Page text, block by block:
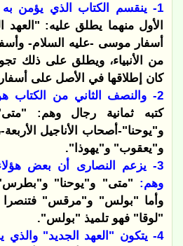
1- ينقسم الكتاب الذي يؤمن به النصارى إلى قسمين:
الأول منهما يطلق عليه: "العهد
أسفار موسى -عليه السلام-
من الأنبياء، ويطلق على ذلك
كان إطلاقها في الأصل على
2- والنصف الثاني من الكتاب هو "العهد الجديد"
كتبه ثمانية رجال وهم:
و"يوحنا"-أصحاب الأناجيل
و"يعقوب" و"يهوذا".
3- يزعم النصارى أن بعض
وهم: "متى" و"يوحنا"
وأما "بولس" و"مرقس" فتنصرا
"لوقا" فهو تلميذ "بولس".
4- يتكون "العهد الجديد"